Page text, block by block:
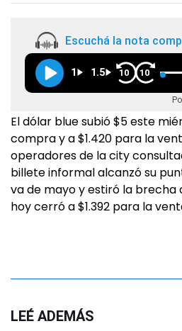
Escuchá la nota
1 1.5 10 10
El dólar blue subió $5 este
compra y a $1.420 para la
operadores de la city
billete informal alcanzó su
va de mayo y estiró la brecha
hoy cerró a $1.392 para la
LEÉ ADEMÁS